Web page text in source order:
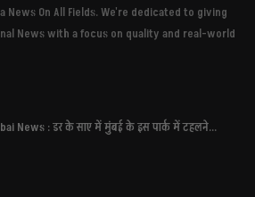
News On All Fields. We're dedicated to giving
News with a focus on quality and real-world
News : डर के साए में मुंबई के इस पार्क में टहलने...